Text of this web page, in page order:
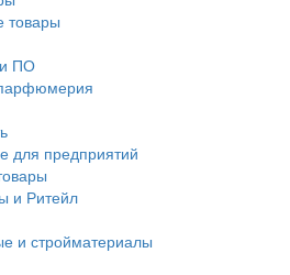
товары
ПО
для предприятий
и Ритейл
и стройматериалы